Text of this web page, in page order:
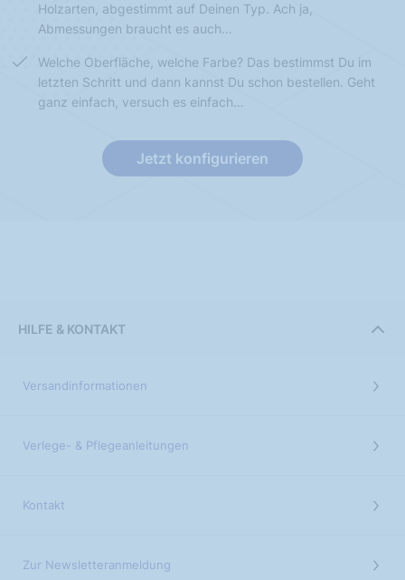
Holzarten, abgestimmt auf Deinen Typ. Ach ja,
Abmessungen braucht es auch…
Welche Oberfläche, welche Farbe? Das bestimmst Du im
letzten Schritt und dann kannst Du schon bestellen. Geht
ganz einfach, versuch es einfach…
Jetzt konfigurieren
HILFE & KONTAKT
Versandinformationen
Verlege- & Pflegeanleitungen
Kontakt
Zur Newsletteranmeldung